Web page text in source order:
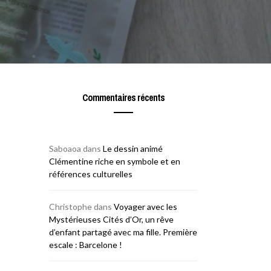
Commentaires récents
Saboaoa dans Le dessin animé
Clémentine riche en symbole et en
références culturelles
Christophedans Voyager avec les
Mystérieuses Cités d’Or, un rêve
d’enfant partagé avec ma fille. Première
escale : Barcelone !